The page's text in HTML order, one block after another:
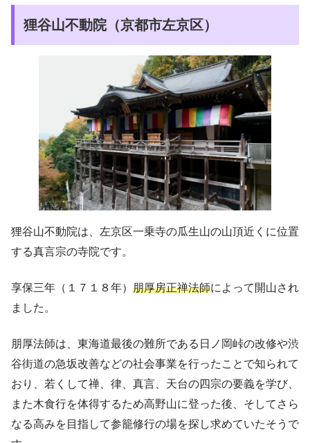
狸谷山不動院（京都市左京区）
狸谷山不動院は、左京区一乗寺の瓜生山の山頂近くに位置
する真言宗の寺院です。
享保三年（１７１８年） 朋厚房正禅法師によって開山され
ました。
朋厚法師は、東海道最後の難所である日ノ岡峠の改修や渋
谷街道の急坂改善などの社会事業を行ったことで知られて
おり、若くして禅、律、真言、天台の四宗の要義を学び、
また木食行を体得するため高野山に登った後、そしてさら
なる高みを目指して参籠修行の場を探し求めていたそうで